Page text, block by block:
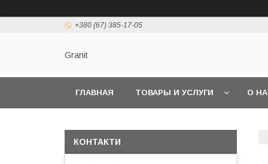
+380 (67) 385-17-05
Granit
ГЛАВНАЯ ТОВАРЫ И УСЛУГИ О
КОНТАКТИ